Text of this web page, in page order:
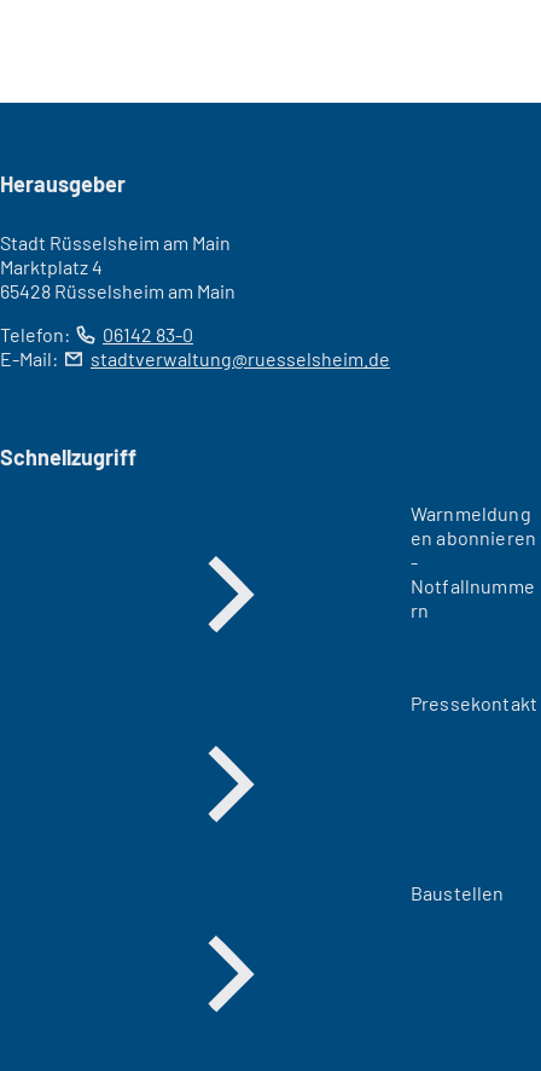
Seitenfuß
Herausgeber
Stadt Rüsselsheim am Main
Marktplatz 4
65428 Rüsselsheim am Main
Telefon:
06142 83-0
E-Mail:
stadtverwaltung ruesselsheim de
Schnellzugriff
Warnmeldung
en abonnieren
-
Notfallnumme
rn
Pressekontakt
Baustellen